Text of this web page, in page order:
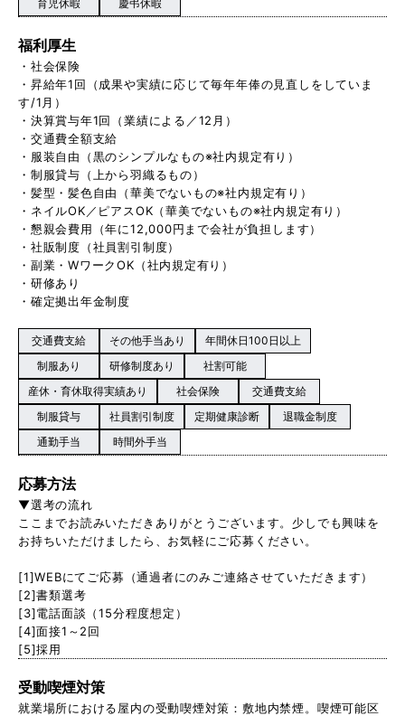
育児休暇 慶弔休暇
福利厚生
・社会保険
・昇給年1回（成果や実績に応じて毎年年俸の見直しをしていま
す/1月）
・決算賞与年1回（業績による／12月）
・交通費全額支給
・服装自由（黒のシンプルなもの※社内規定有り）
・制服貸与（上から羽織るもの）
・髪型・髪色自由（華美でないもの※社内規定有り）
・ネイルOK／ピアスOK（華美でないもの※社内規定有り）
・懇親会費用（年に12,000円まで会社が負担します）
・社販制度（社員割引制度）
・副業・WワークOK（社内規定有り）
・研修あり
・確定拠出年金制度
交通費支給 その他手当あり
年間休日100日以上
制服あり
研修制度あり
社割可能
産休・育休取得実績あり
社会保険
交通費支給
制服貸与
社員割引制度 定期健康診断
退職金制度
通勤手当
時間外手当
応募方法
▼選考の流れ
ここまでお読みいただきありがとうございます。少しでも興味を
お持ちいただけましたら、お気軽にご応募ください。
[1]WEBにてご応募（通過者にのみご連絡させていただきます）
[2]書類選考
[3]電話面談（15分程度想定）
[4]面接1～2回
[5]採用
受動喫煙対策
就業場所における屋内の受動喫煙対策：敷地内禁煙。喫煙可能区